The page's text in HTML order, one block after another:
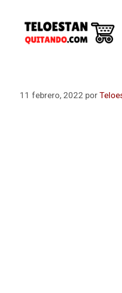
11 febrero, 2022 por